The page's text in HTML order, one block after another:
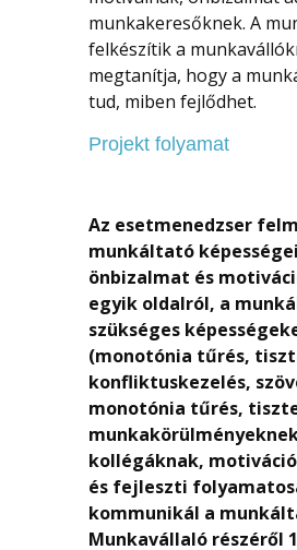
munkakeresőknek. A
felkészítik a
megtanítja, hogy a
tud, miben fejlődhet.
Projekt folyamat
Az esetmenedzser
munkáltató
önbizalmat és
egyik oldalról, a
szükséges
(monotónia tűrés,
konfliktuskezelés,
monotónia tűrés,
kollégáknak,
és fejleszti
kommunikál a
Munkavállaló részéről